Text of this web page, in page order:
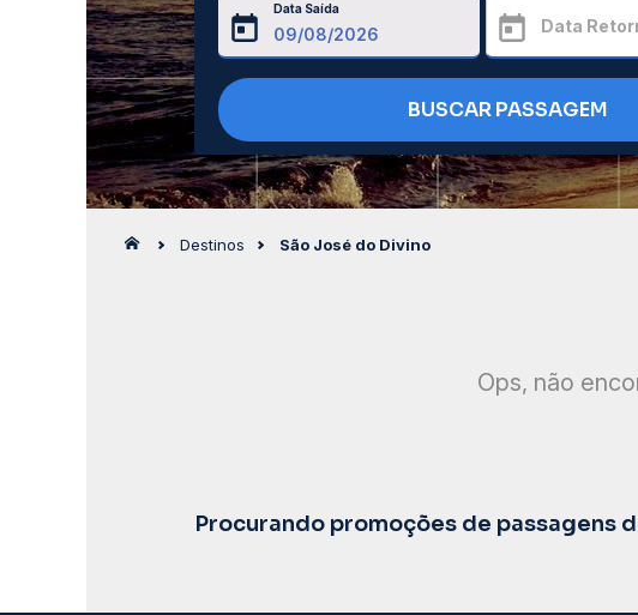
Data Saída
Data
BUSCAR PASSAGEM
Destinos São José do Divino
Ops, não
Procurando promoções de passagens